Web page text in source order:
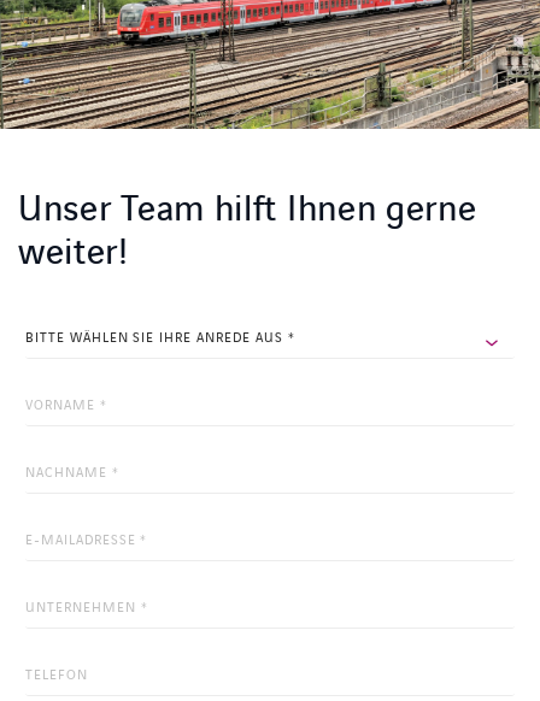
Unser Team hilft Ihnen gerne
weiter!
NAME
Feld
und
sollte